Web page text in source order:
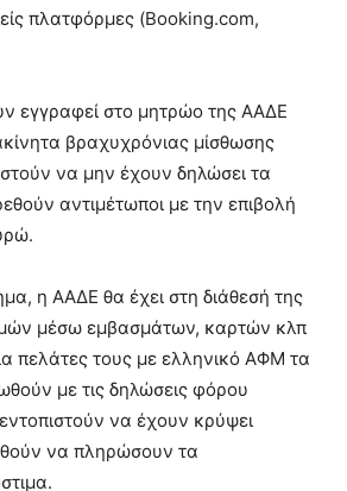
πλατφόρμες (Booking.com,
εγγραφεί στο μητρώο της ΑΑΔΕ
βραχυχρόνιας μίσθωσης
να μην έχουν δηλώσει τα
αντιμέτωποι με την επιβολή
η ΑΑΔΕ θα έχει στη διάθεσή της
μέσω εμβασμάτων, καρτών κλπ
πελάτες τους με ελληνικό ΑΦΜ τα
με τις δηλώσεις φόρου
να έχουν κρύψει
να πληρώσουν τα